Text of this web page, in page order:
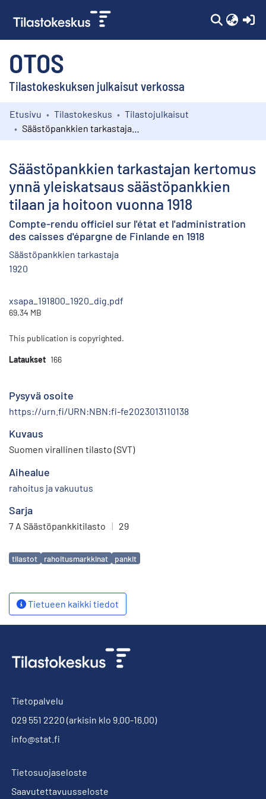
OTOS
Tilastokeskuksen julkaisut verkossa
Kokoelmat
Etusivu Tilastokeskus
Tilastojulkaisut
Säästöpankkien tarkastajan kertomus
ynnä yleiskatsaus säästöpankkien
tilaan ja hoitoon vuonna 1918
Compte-rendu officiel sur l'état et l'administration
des caisses d'épargne de Finlande en 1918
Säästöpankkien tarkastaja
1920
xsapa_191800_1920_dig.pdf
69.34 MB
This publication is copyrighted.
Lataukset 166
Pysyvä osoite
https://urn.fi/URN:NBN:fi-fe2023013110138
Kuvaus
Suomen virallinen tilasto (SVT)
Aihealue
rahoitus ja vakuutus
Sarja
7 A Säästöpankkitilasto | 29
Avainsanat
tilastot rahoitusmarkkinat pankit
Tietueen kaikki tiedot
Tietopalvelu
029 551 2220 (arkisin klo 9.00-16.00)
info@stat.fi
Tietosuojaseloste
Saavutettavuusseloste